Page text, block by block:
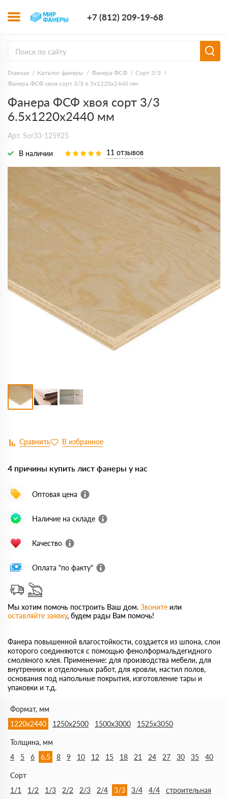
+7 (812) 209-19-68
Главная Каталог фанеры Фанера ФСФ
Сорт 3/3
Фанера ФСФ хвоя сорт 3/3 6.5х1220х2440 мм
Фанера ФСФ хвоя сорт 3/3
6.5х1220х2440 мм
Арт. Sor33-125925
В наличии 11 отзывов
4 причины купить лист фанеры у нас
Оптовая цена
Наличие на складе
Качество
Оплата "по факту"
Мы хотим помочь построить Ваш дом. Звоните или
оставляйте заявку, будем рады Вам помочь!
Фанера повышенной влагостойкости, создается из шпона, слои
которого соединяются с помощью фенолформальдегидного
смоляного клея. Применение: для производства мебели, для
внутренних и отделочных работ, для кровли, настил полов,
основания под напольные покрытия, изготовление тары и
упаковки и т.д.
Формат, мм
1220х2440
1250х2500 1500х3000 1525х3050
Толщина, мм
4
5 6 6.5 8 9 10 12 15 18 21 24 27 30 35 40
Сорт
1/1
1/2 1/3 2/2 2/3 2/4 3/3 3/4 4/4 строительная